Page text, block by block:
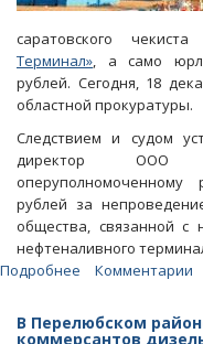
саратовского
Терминал», а само
рублей. Сегодня, 18
областной прокуратуры.
Следствием и судом
директор ООО
рублей за
общества, связанной с
нефтеналивного
Подробнее
взяткодателем
нефтяную
Комментарии
В Перелюбском
коммерсантов